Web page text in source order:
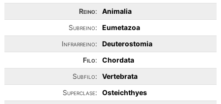
Reino:
Animalia
Subreino:
Eumetazoa
Infrarreino:
Deuterostomia
Filo:
Chordata
Subfilo:
Vertebrata
Superclase:
Osteichthyes